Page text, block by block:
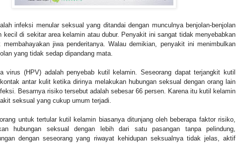
infeksi menular seksual yang ditandai dengan munculnya benjolan-benjolan
kecil di sekitar area kelamin atau dubur. Penyakit ini sangat tidak menyebabkan
jiwa penderitanya. Walau demikian, penyakit ini menimbulkan
yang tidak sedap dipandang mata.
virus (HPV) adalah penyebab kutil kelamin. Seseorang dapat terjangkit kutil
antar kulit ketika dirinya melakukan hubungan seksual dengan orang lain
Besarnya risiko tersebut adalah sebesar 66 persen. Karena itu kutil kelamin
seksual yang cukup umum terjadi.
untuk tertular kutil kelamin biasanya ditunjang oleh beberapa faktor risiko,
hubungan seksual dengan lebih dari satu pasangan tanpa pelindung,
dengan seseorang yang riwayat kehidupan seksualnya tidak jelas, aktif